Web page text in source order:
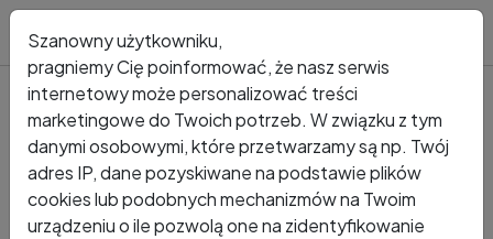
Kto dzwonił? Numer +48 571 088 350
+48 571 088 350
Szanowny użytkowniku,
pragniemy Cię poinformować, że nasz serwis
internetowy może personalizować treści
marketingowe do Twoich potrzeb. W związku z tym
danymi osobowymi, które przetwarzamy są np. Twój
adres IP, dane pozyskiwane na podstawie plików
cookies lub podobnych mechanizmów na Twoim
urządzeniu o ile pozwolą one na zidentyfikowanie